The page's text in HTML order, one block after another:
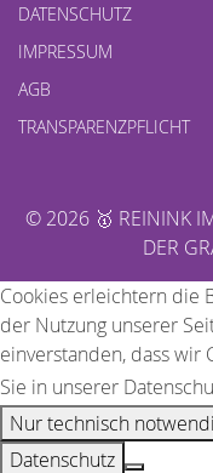
DATENSCHUTZ
IMPRESSUM
AGB
TRANSPARENZPFLICHT
© 2026 🥇 REININK
DER
Cookies erleichtern die
der Nutzung unserer
einverstanden, dass wir
Sie in unserer
Nur technisch
Datenschutz